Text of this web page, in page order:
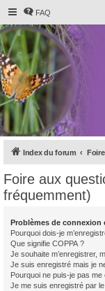
FAQ
Index du forum
Foire aux
fréquemment)
Problèmes de connexion
Pourquoi dois-je
Que signifie COPPA ?
Je souhaite m’enregistrer,
Je suis enregistré mais je
Pourquoi ne puis-je pas
Je me suis enregistré par